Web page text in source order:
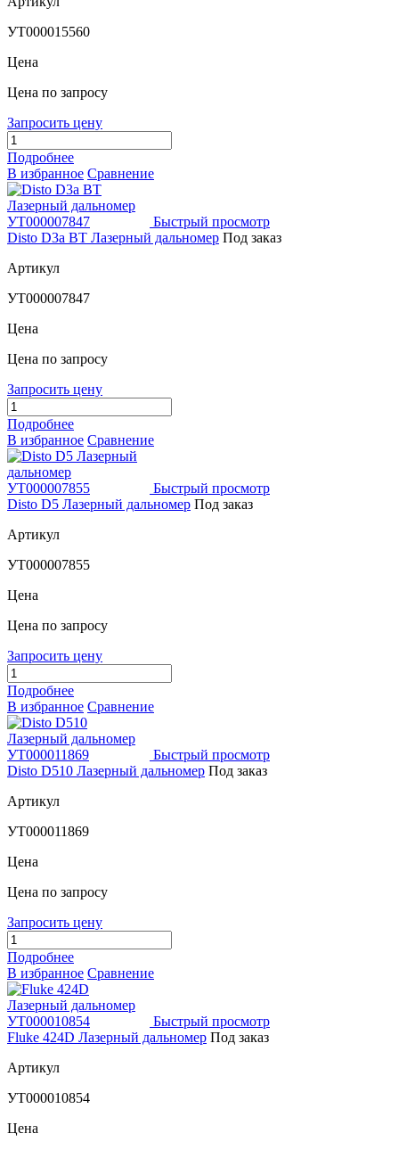
УТ000015560
Цена
Цена по запросу
Запросить цену
Подробнее
В избранное Сравнение
Быстрый просмотр
Disto D3a BT Лазерный дальномер Под заказ
Артикул
УТ000007847
Цена
Цена по запросу
Запросить цену
Подробнее
В избранное Сравнение
Быстрый просмотр
Disto D5 Лазерный дальномер Под заказ
Артикул
УТ000007855
Цена
Цена по запросу
Запросить цену
Подробнее
В избранное Сравнение
Быстрый просмотр
Disto D510 Лазерный дальномер Под заказ
Артикул
УТ000011869
Цена
Цена по запросу
Запросить цену
Подробнее
В избранное Сравнение
Быстрый просмотр
Fluke 424D Лазерный дальномер Под заказ
Артикул
УТ000010854
Цена